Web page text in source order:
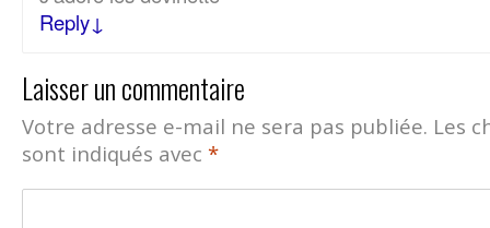
Reply ↓
Laisser un commentaire
Votre adresse e-mail ne sera pas publiée. Les
sont indiqués avec *